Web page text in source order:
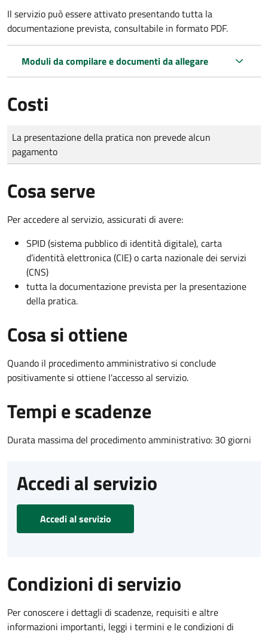
Il servizio può essere attivato presentando tutta la
documentazione prevista, consultabile in formato PDF.
Moduli da compilare e documenti da allegare
Costi
Tipo di pagamento
Importo
La presentazione della pratica non prevede alcun
pagamento
Cosa serve
Per accedere al servizio, assicurati di avere:
SPID (sistema pubblico di identità digitale), carta
d’identità elettronica (CIE) o carta nazionale dei servizi
(CNS)
tutta la documentazione prevista per la presentazione
della pratica.
Cosa si ottiene
Quando il procedimento amministrativo si conclude
positivamente si ottiene l'accesso al servizio.
Tempi e scadenze
Durata massima del procedimento amministrativo: 30 giorni
Accedi al servizio
Accedi al servizio
Condizioni di servizio
Per conoscere i dettagli di scadenze, requisiti e altre
informazioni importanti, leggi i termini e le condizioni di